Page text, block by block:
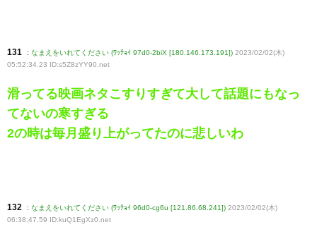
131 : なまえをいれてください (ﾜｯﾁｮｲ 97d0-2biX [180.146.173.191]) 2023/02/02(木)
05:52:34.23 ID:s5Z8zYY90 .net
滑ってる映画ネタこすりすぎて大して話題にもなっ
てないの寒すぎる
2の時は毎月盛り上がってたのに悲しいわ
132 : なまえをいれてください (ﾜｯﾁｮｲ 96d0-cg6u [121.86.68.241]) 2023/02/02(木)
06:38:47.59 ID:kuQ1EgXz0 .net